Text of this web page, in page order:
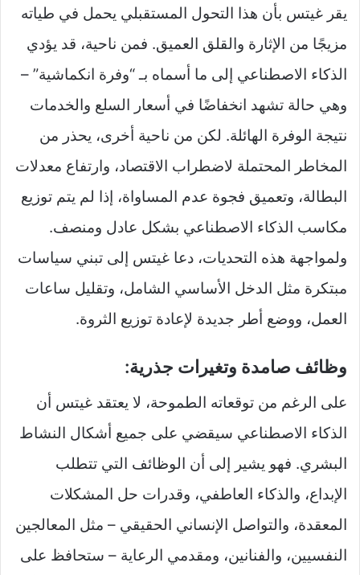
يقر غيتس بأن هذا التحول المستقبلي يحمل في طياته
مزيجًا من الإثارة والقلق العميق. فمن ناحية، قد يؤدي
الذكاء الاصطناعي إلى ما أسماه بـ “وفرة انكماشية” –
وهي حالة تشهد انخفاضًا في أسعار السلع والخدمات
نتيجة الوفرة الهائلة. لكن من ناحية أخرى، يحذر من
المخاطر المحتملة لاضطراب الاقتصاد، وارتفاع معدلات
البطالة، وتعميق فجوة عدم المساواة، إذا لم يتم توزيع
مكاسب الذكاء الاصطناعي بشكل عادل ومنصف.
ولمواجهة هذه التحديات، دعا غيتس إلى تبني سياسات
مبتكرة مثل الدخل الأساسي الشامل، وتقليل ساعات
العمل، ووضع أطر جديدة لإعادة توزيع الثروة.
وظائف صامدة وتغيرات جذرية:
على الرغم من توقعاته الطموحة، لا يعتقد غيتس أن
الذكاء الاصطناعي سيقضي على جميع أشكال النشاط
البشري. فهو يشير إلى أن الوظائف التي تتطلب
الإبداع، والذكاء العاطفي، وقدرات حل المشكلات
المعقدة، والتواصل الإنساني الحقيقي – مثل المعالجين
النفسيين، والفنانين، ومقدمي الرعاية – ستحافظ على